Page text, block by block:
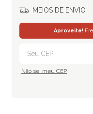
MEIOS DE ENVIO
Aproveite!
Não sei meu CEP